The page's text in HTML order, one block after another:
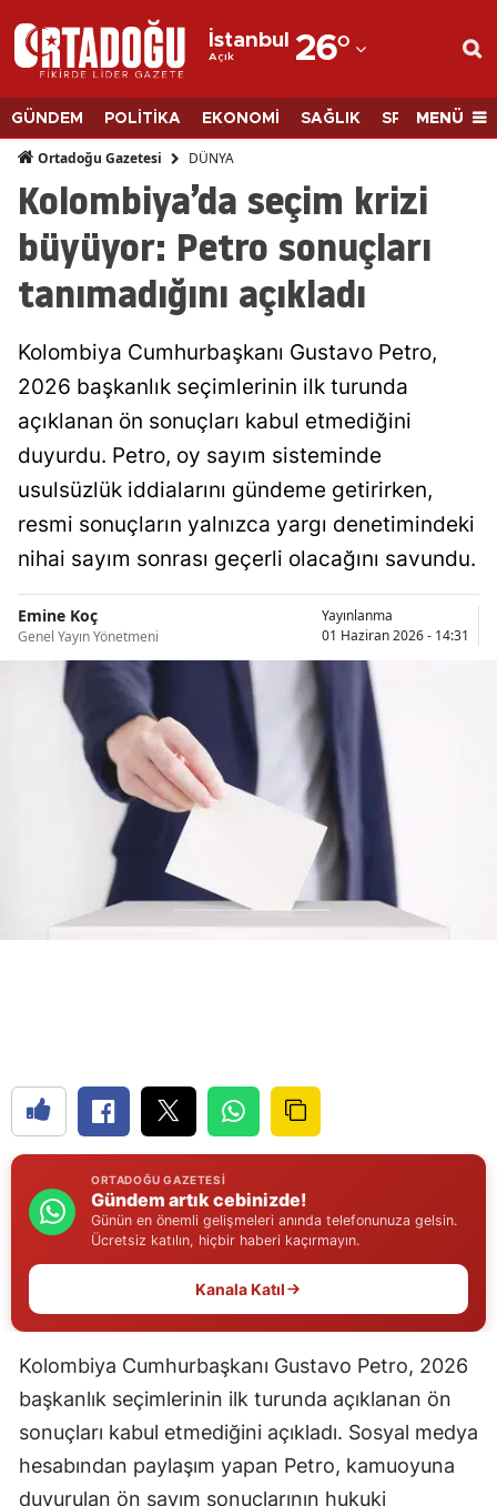
İstanbul
Açık 26°
Adana
Adıyaman
Afyonkarahisar
Ağrı
Amasya
Ankara
Antalya
Artvin
Aydın
Balıkesir
Bilecik
Bingöl
Bolu
Burdur
Bursa
Çanakkale
Denizli
Erzincan
Erzurum
Eskişehir
Gaziantep
Giresun
Hakkari
Hatay
Isparta
GÜNDEM POLİTİKA EKONOMİ SAĞLIK SPORMENÜ
Ortadoğu Gazetesi DÜNYA
Kolombiya’da seçim krizi
büyüyor: Petro sonuçları
tanımadığını açıkladı
Kolombiya Cumhurbaşkanı Gustavo Petro,
2026 başkanlık seçimlerinin ilk turunda
açıklanan ön sonuçları kabul etmediğini
duyurdu. Petro, oy sayım sisteminde
usulsüzlük iddialarını gündeme getirirken,
resmi sonuçların yalnızca yargı denetimindeki
nihai sayım sonrası geçerli olacağını savundu.
Emine Koç
Genel Yayın Yönetmeni
Yayınlanma
01 Haziran 2026 - 14:31
ORTADOĞU GAZETESI
Gündem artık cebinizde!
Günün en önemli gelişmeleri anında telefonunuza gelsin.
Ücretsiz katılın, hiçbir haberi kaçırmayın.
Kanala Katıl
Kolombiya Cumhurbaşkanı Gustavo Petro, 2026
başkanlık seçimlerinin ilk turunda açıklanan ön
sonuçları kabul etmediğini açıkladı. Sosyal medya
hesabından paylaşım yapan Petro, kamuoyuna
duyurulan ön sayım sonuçlarının hukuki